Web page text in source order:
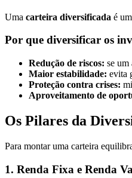
Uma carteira diversificada é
Por que diversificar os
Redução de riscos: se um
Maior estabilidade: evita
Proteção contra crises:
Aproveitamento de
Os Pilares da
Para montar uma carteira
1. Renda Fixa e Renda